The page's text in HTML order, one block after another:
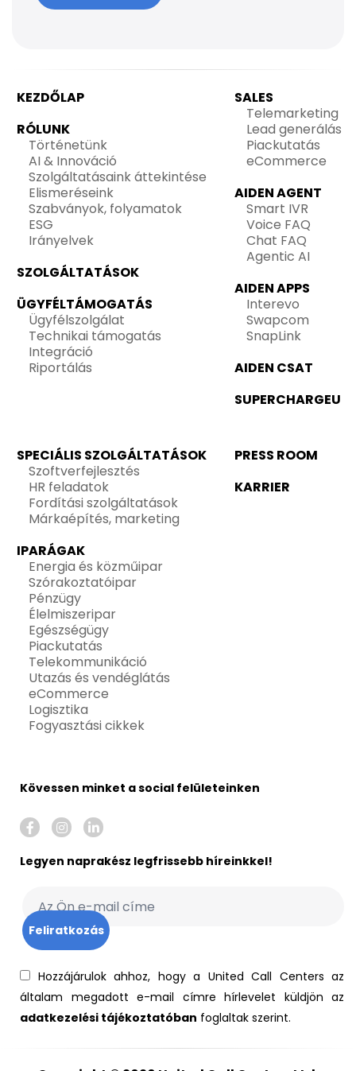
KEZDŐLAP
RÓLUNK
Történetünk
AI & Innováció
Szolgáltatásaink áttekintése
Elismeréseink
Szabványok, folyamatok
ESG
Irányelvek
SZOLGÁLTATÁSOK
ÜGYFÉLTÁMOGATÁS
Ügyfélszolgálat
Technikai támogatás
Integráció
Riportálás
SALES
Telemarketing
Lead generálás
Piackutatás
eCommerce
AIDEN AGENT
Smart IVR
Voice FAQ
Chat FAQ
Agentic AI
AIDEN APPS
Interevo
Swapcom
SnapLink
AIDEN CSAT
SUPERCHARGEU
SPECIÁLIS SZOLGÁLTATÁSOK
Szoftverfejlesztés
HR feladatok
Fordítási szolgáltatások
Márkaépítés, marketing
IPARÁGAK
Energia és közműipar
Szórakoztatóipar
Pénzügy
Élelmiszeripar
Egészségügy
Piackutatás
Telekommunikáció
Utazás és vendéglátás
eCommerce
Logisztika
Fogyasztási cikkek
PRESS ROOM
KARRIER
Kövessen minket a social felületeinken
Legyen naprakész legfrissebb híreinkkel!
Hozzájárulok ahhoz, hogy a United Call Centers az
általam megadott e-mail címre hírlevelet küldjön az
adatkezelési tájékoztatóban foglaltak szerint.